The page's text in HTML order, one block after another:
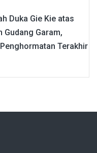
Duka Gie Kie atas
Gudang Garam,
Terakhir